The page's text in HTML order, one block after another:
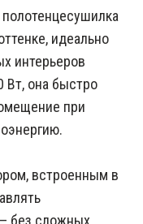
идеально
интерьеров
Вт, она быстро
при
встроенным в
без сложных